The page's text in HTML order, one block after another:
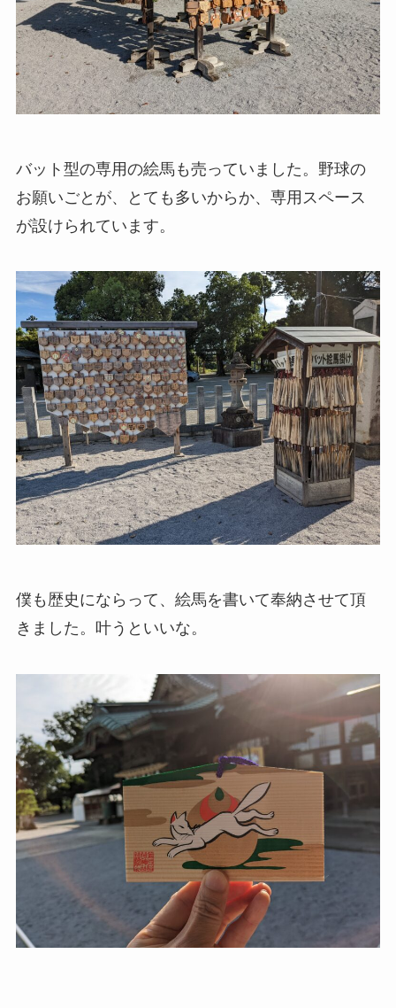
バット型の専用の絵馬も売っていました。野球の
お願いごとが、とても多いからか、専用スペース
が設けられています。
僕も歴史にならって、絵馬を書いて奉納させて頂
きました。叶うといいな。